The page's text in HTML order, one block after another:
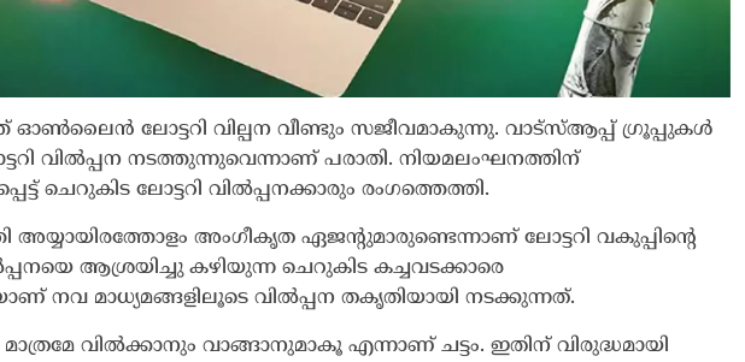
ഓൺലൈൻ ലോട്ടറി വില്പന വീണ്ടും സജീവമാകുന്നു. വാട്‌സ്ആപ്പ് ഗ്രൂപ്പുകൾ
വിൽപ്പന നടത്തുന്നുവെന്നാണ് പരാതി. നിയമലംഘനത്തിന്
ചെറുകിട ലോട്ടറി വിൽപ്പനക്കാരും രംഗത്തെത്തി.
അയ്യായിരത്തോളം അംഗീകൃത ഏജന്റുമാരുണ്ടെന്നാണ് ലോട്ടറി വകുപ്പിന്റെ
ആശ്രയിച്ചു കഴിയുന്ന ചെറുകിട കച്ചവടക്കാരെ
നവ മാധ്യമങ്ങളിലൂടെ വിൽപ്പന തകൃതിയായി നടക്കുന്നത്.
മാത്രമേ വിൽക്കാനും വാങ്ങാനുമാകൂ എന്നാണ് ചട്ടം. ഇതിന് വിരുദ്ധമായി